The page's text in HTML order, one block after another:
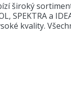
široký
SPEKTRA a
kvality.